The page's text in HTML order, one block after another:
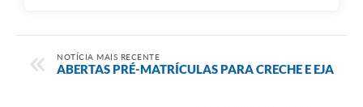
NOTÍCIA MAIS RECENTE
ABERTAS PRÉ-MATRÍCULAS PARA CRECHE E EJA